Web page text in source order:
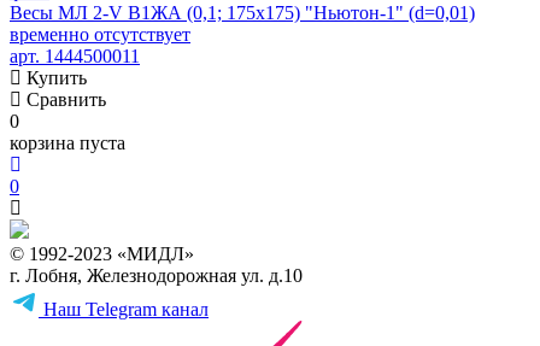
Весы МЛ 2-V В1ЖА (0,1; 175x175) "Ньютон-1" (d=0,01)
временно отсутствует
арт. 1444500011
Купить
Сравнить
0
корзина пуста
0
© 1992-2023 «МИДЛ»
г. Лобня, Железнодорожная ул. д.10
Наш Telegram канал